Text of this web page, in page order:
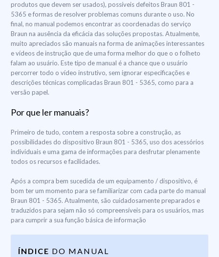
produtos que devem ser usados), possíveis defeitos Braun 801 -
5365 e formas de resolver problemas comuns durante o uso. No
final, no manual podemos encontrar as coordenadas do serviço
Braun na ausência da eficácia das soluções propostas. Atualmente,
muito apreciados são manuais na forma de animações interessantes
e vídeos de instrução que de uma forma melhor do que o o folheto
falam ao usuário. Este tipo de manual é a chance que o usuário
percorrer todo o vídeo instrutivo, sem ignorar especificações e
descrições técnicas complicadas Braun 801 - 5365, como para a
versão papel.
Por que ler manuais?
Primeiro de tudo, contem a resposta sobre a construção, as
possibilidades do dispositivo Braun 801 - 5365, uso dos acessórios
individuais e uma gama de informações para desfrutar plenamente
todos os recursos e facilidades.
Após a compra bem sucedida de um equipamento / dispositivo, é
bom ter um momento para se familiarizar com cada parte do manual
Braun 801 - 5365. Atualmente, são cuidadosamente preparados e
traduzidos para sejam não só compreensíveis para os usuários, mas
para cumprir a sua função básica de informação
ÍNDICE DO MANUAL